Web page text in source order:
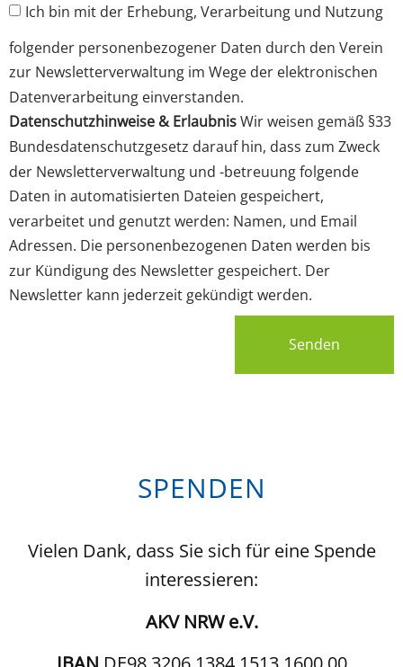
Ich bin mit der Erhebung, Verarbeitung und Nutzung
folgender personenbezogener Daten durch den Verein
zur Newsletterverwaltung im Wege der elektronischen
Datenverarbeitung einverstanden.
Datenschutzhinweise & ErlaubnisWir weisen gemäß §33
Bundesdatenschutzgesetz darauf hin, dass zum Zweck
der Newsletterverwaltung und -betreuung folgende
Daten in automatisierten Dateien gespeichert,
verarbeitet und genutzt werden: Namen, und Email
Adressen. Die personenbezogenen Daten werden bis
zur Kündigung des Newsletter gespeichert. Der
Newsletter kann jederzeit gekündigt werden.
Senden
SPENDEN
Vielen Dank, dass Sie sich für eine Spende
interessieren:
AKV NRW e.V.